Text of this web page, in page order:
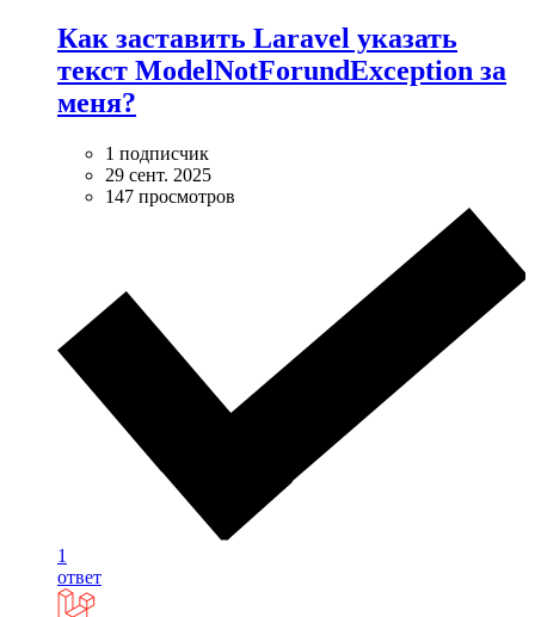
Как заставить Laravel указать
текст ModelNotForundException за
меня?
1 подписчик
29 сент. 2025
147 просмотров
1
ответ